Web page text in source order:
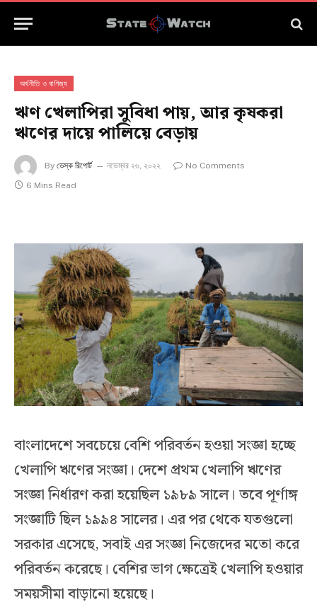
অর্থনীতি ও বাণিজ্য
ঋণ খেলাপিরা সুবিধা পায়, আর কৃষকরা
ঋণের দায়ে পালিয়ে বেড়ায়
By ডেস্ক রিপোর্ট নভেম্বর ২৬, ২০২২
No Comments
6 Mins Read
বাংলাদেশে সবচেয়ে বেশি পরিবর্তন হওয়া সংজ্ঞা হচ্ছে
খেলাপি ঋণের সংজ্ঞা। দেশে প্রথম খেলাপি ঋণের
সংজ্ঞা নির্ধারণ করা হয়েছিল ১৯৮৯ সালে। তবে পূর্ণাঙ্গ
সংজ্ঞাটি ছিল ১৯৯৪ সালের। এর পর থেকে যতগুলো
সরকার এসেছে, সবাই এর সংজ্ঞা নিজেদের মতো করে
পরিবর্তন করেছে। বেশির ভাগ ক্ষেত্রেই খেলাপি হওয়ার
সময়সীমা বাড়ানো হয়েছে।